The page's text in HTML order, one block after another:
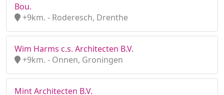
Bou.
+9km. - Roderesch, Drenthe
Wim Harms c.s. Architecten B.V.
+9km. - Onnen, Groningen
Mint Architecten B.V.